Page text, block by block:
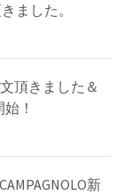
ました。
頂きました＆
！
新